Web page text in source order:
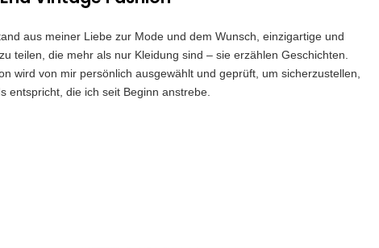
aus meiner Liebe zur Mode und dem Wunsch, einzigartige und
teilen, die mehr als nur Kleidung sind – sie erzählen Geschichten.
wird von mir persönlich ausgewählt und geprüft, um sicherzustellen,
entspricht, die ich seit Beginn anstrebe.